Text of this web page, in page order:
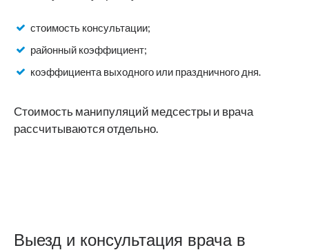
стоимость консультации;
районный коэффициент;
коэффициента выходного или праздничного дня.
Стоимость манипуляций медсестры и врача
рассчитываются отдельно.
Выезд и консультация врача в